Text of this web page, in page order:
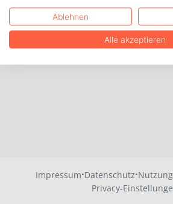
Impressum·Datenschutz·
Privacy-
Ablehnen
Alle akzeptieren